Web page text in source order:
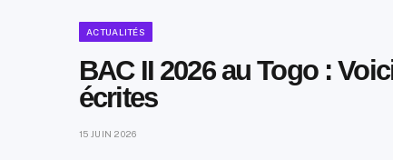
ACTUALITÉS
BAC II 2026 au Togo :
écrites
15 JUIN 2026